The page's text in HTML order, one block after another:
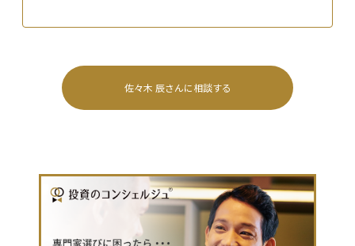
佐々木 辰さんに相談する